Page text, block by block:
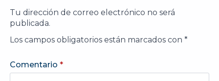
Tu dirección de correo electrónico no será
publicada.
Los campos obligatorios están marcados con *
Comentario *